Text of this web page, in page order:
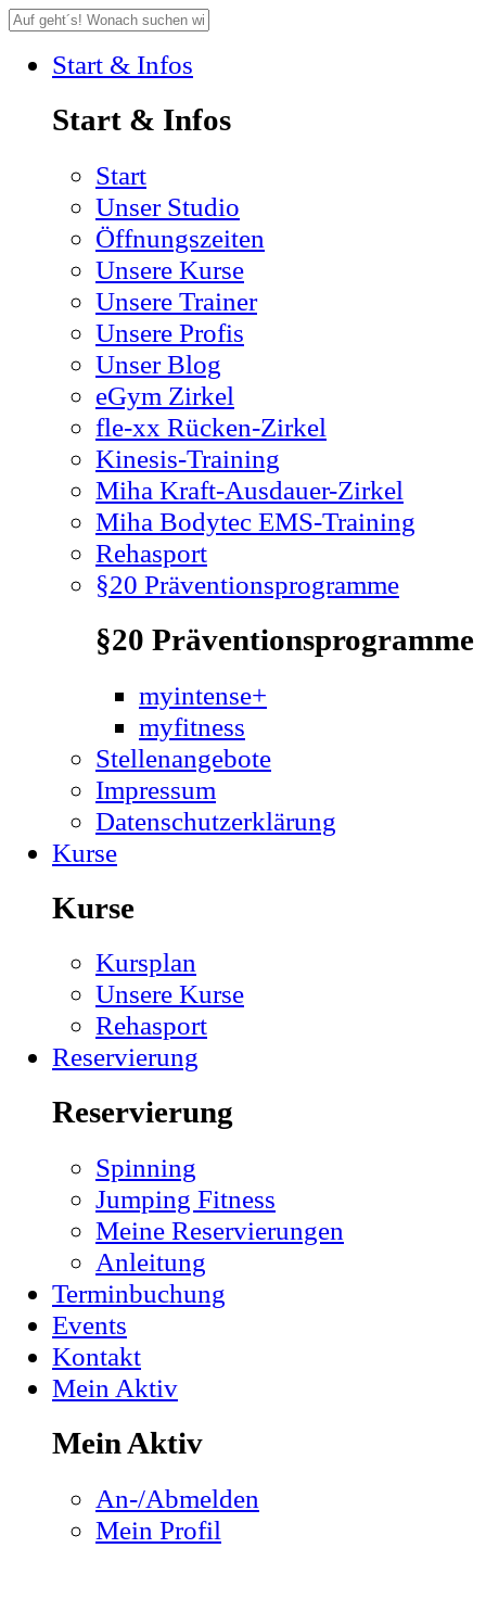
Start & Infos
Start & Infos
Start
Unser Studio
Öffnungszeiten
Unsere Kurse
Unsere Trainer
Unsere Profis
Unser Blog
eGym Zirkel
fle-xx Rücken-Zirkel
Kinesis-Training
Miha Kraft-Ausdauer-Zirkel
Miha Bodytec EMS-Training
Rehasport
§20 Präventionsprogramme
§20 Präventionsprogramme
myintense+
myfitness
Stellenangebote
Impressum
Datenschutzerklärung
Kurse
Kurse
Kursplan
Unsere Kurse
Rehasport
Reservierung
Reservierung
Spinning
Jumping Fitness
Meine Reservierungen
Anleitung
Terminbuchung
Events
Kontakt
Mein Aktiv
Mein Aktiv
An-/Abmelden
Mein Profil